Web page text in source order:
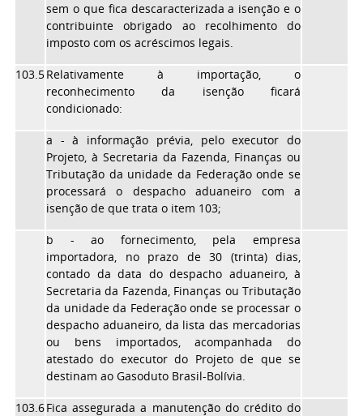
sem o que fica descaracterizada a isenção e o
contribuinte obrigado ao recolhimento do
imposto com os acréscimos legais.
103.5Relativamente à importação, o
reconhecimento da isenção ficará
condicionado:
a - à informação prévia, pelo executor do
Projeto, à Secretaria da Fazenda, Finanças ou
Tributação da unidade da Federação onde se
processará o despacho aduaneiro com a
isenção de que trata o item 103;
b - ao fornecimento, pela empresa
importadora, no prazo de 30 (trinta) dias,
contado da data do despacho aduaneiro, à
Secretaria da Fazenda, Finanças ou Tributação
da unidade da Federação onde se processar o
despacho aduaneiro, da lista das mercadorias
ou bens importados, acompanhada do
atestado do executor do Projeto de que se
destinam ao Gasoduto Brasil-Bolívia.
103.6Fica assegurada a manutenção do crédito do